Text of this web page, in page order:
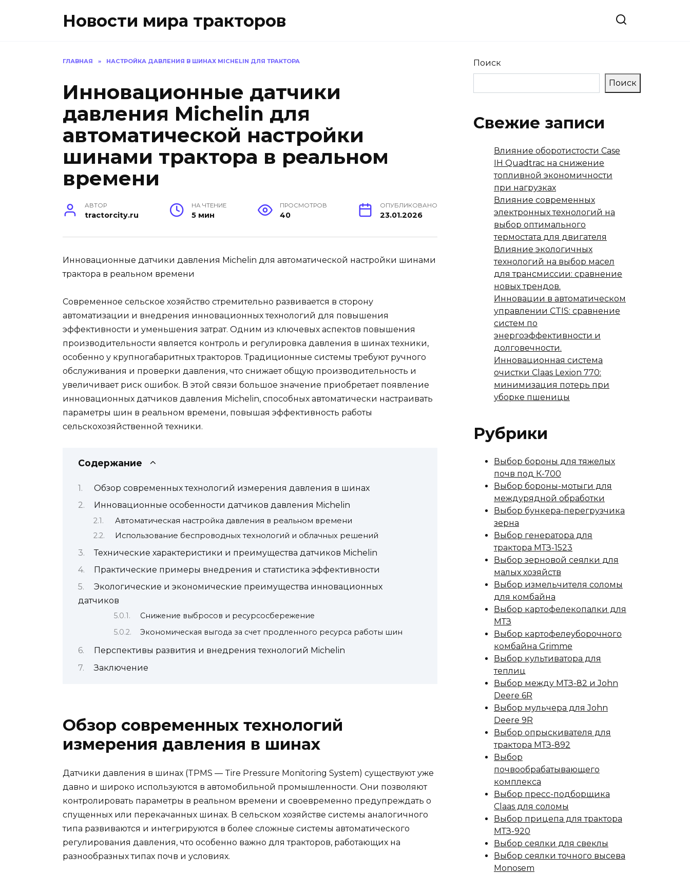
Новости мира тракторов
ГЛАВНАЯ » НАСТРОЙКА ДАВЛЕНИЯ В ШИНАХ MICHELIN ДЛЯ ТРАКТОРА
Инновационные датчики
давления Michelin для
автоматической настройки
шинами трактора в реальном
времени
АВТОР
tractorcity.ru
НА ЧТЕНИЕ
5 мин
ПРОСМОТРОВ
40
ОПУБЛИКОВАНО
23.01.2026
Инновационные датчики давления Michelin для автоматической настройки шинами
трактора в реальном времени
Современное сельское хозяйство стремительно развивается в сторону
автоматизации и внедрения инновационных технологий для повышения
эффективности и уменьшения затрат. Одним из ключевых аспектов повышения
производительности является контроль и регулировка давления в шинах техники,
особенно у крупногабаритных тракторов. Традиционные системы требуют ручного
обслуживания и проверки давления, что снижает общую производительность и
увеличивает риск ошибок. В этой связи большое значение приобретает появление
инновационных датчиков давления Michelin, способных автоматически настраивать
параметры шин в реальном времени, повышая эффективность работы
сельскохозяйственной техники.
Содержание
Обзор современных технологий измерения давления в шинах
Инновационные особенности датчиков давления Michelin
Автоматическая настройка давления в реальном времени
Использование беспроводных технологий и облачных решений
Технические характеристики и преимущества датчиков Michelin
Практические примеры внедрения и статистика эффективности
Экологические и экономические преимущества инновационных
датчиков
Снижение выбросов и ресурсосбережение
Экономическая выгода за счет продленного ресурса работы шин
Перспективы развития и внедрения технологий Michelin
Заключение
Обзор современных технологий
измерения давления в шинах
Датчики давления в шинах (TPMS — Tire Pressure Monitoring System) существуют уже
давно и широко используются в автомобильной промышленности. Они позволяют
контролировать параметры в реальном времени и своевременно предупреждать о
спущенных или перекачанных шинах. В сельском хозяйстве системы аналогичного
типа развиваются и интегрируются в более сложные системы автоматического
регулирования давления, что особенно важно для тракторов, работающих на
разнообразных типах почв и условиях.
Поиск
Поиск
Свежие записи
Влияние оборотистости Case
IH Quadtrac на снижение
топливной экономичности
при нагрузках
Влияние современных
электронных технологий на
выбор оптимального
термостата для двигателя
Влияние экологичных
технологий на выбор масел
для трансмиссии: сравнение
новых трендов.
Инновации в автоматическом
управлении CTIS: сравнение
систем по
энергоэффективности и
долговечности.
Инновационная система
очистки Claas Lexion 770:
минимизация потерь при
уборке пшеницы
Рубрики
Выбор бороны для тяжелых
почв под К-700
Выбор бороны-мотыги для
междурядной обработки
Выбор бункера-перегрузчика
зерна
Выбор генератора для
трактора МТЗ-1523
Выбор зерновой сеялки для
малых хозяйств
Выбор измельчителя соломы
для комбайна
Выбор картофелекопалки для
МТЗ
Выбор картофелеуборочного
комбайна Grimme
Выбор культиватора для
теплиц
Выбор между МТЗ-82 и John
Deere 6R
Выбор мульчера для John
Deere 9R
Выбор опрыскивателя для
трактора МТЗ-892
Выбор
почвообрабатывающего
комплекса
Выбор пресс-подборщика
Claas для соломы
Выбор прицепа для трактора
МТЗ-920
Выбор сеялки для свеклы
Выбор сеялки точного высева
Monosem